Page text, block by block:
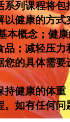
列课程将包
以健康的方
本概念；健
品；减轻压
的具体需要
健康的体重
如有任何问